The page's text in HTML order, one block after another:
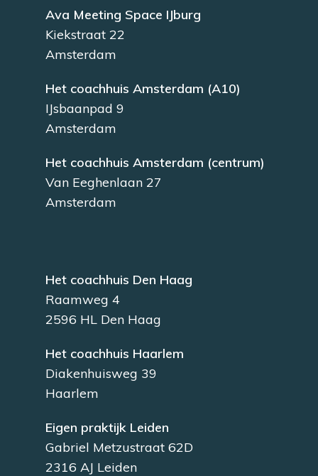
Ava Meeting Space IJburg
Kiekstraat 22
Amsterdam
Het coachhuis Amsterdam (A10)
IJsbaanpad 9
Amsterdam
Het coachhuis Amsterdam (centrum)
Van Eeghenlaan 27
Amsterdam
Het coachhuis Den Haag
Raamweg 4
2596 HL Den Haag
Het coachhuis Haarlem
Diakenhuisweg 39
Haarlem
Eigen praktijk Leiden
Gabriel Metzustraat 62D
2316 AJ Leiden